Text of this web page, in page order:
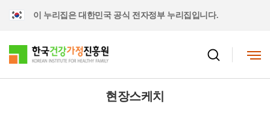
이 누리집은 대한민국 공식 전자정부 누리집입니다.
현장스케치